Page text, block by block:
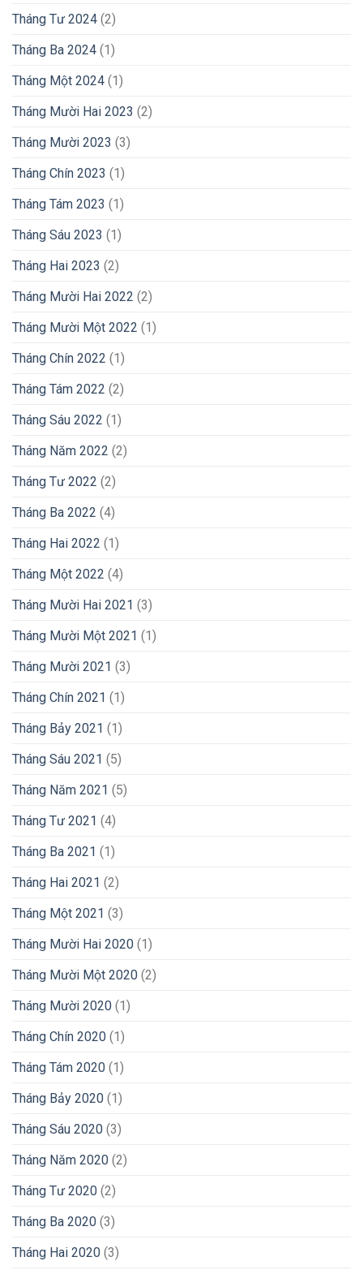
Tháng Tư 2024 (2)
Tháng Ba 2024 (1)
Tháng Một 2024 (1)
Tháng Mười Hai 2023 (2)
Tháng Mười 2023 (3)
Tháng Chín 2023 (1)
Tháng Tám 2023 (1)
Tháng Sáu 2023 (1)
Tháng Hai 2023 (2)
Tháng Mười Hai 2022 (2)
Tháng Mười Một 2022 (1)
Tháng Chín 2022 (1)
Tháng Tám 2022 (2)
Tháng Sáu 2022 (1)
Tháng Năm 2022 (2)
Tháng Tư 2022 (2)
Tháng Ba 2022 (4)
Tháng Hai 2022 (1)
Tháng Một 2022 (4)
Tháng Mười Hai 2021 (3)
Tháng Mười Một 2021 (1)
Tháng Mười 2021 (3)
Tháng Chín 2021 (1)
Tháng Bảy 2021 (1)
Tháng Sáu 2021 (5)
Tháng Năm 2021 (5)
Tháng Tư 2021 (4)
Tháng Ba 2021 (1)
Tháng Hai 2021 (2)
Tháng Một 2021 (3)
Tháng Mười Hai 2020 (1)
Tháng Mười Một 2020 (2)
Tháng Mười 2020 (1)
Tháng Chín 2020 (1)
Tháng Tám 2020 (1)
Tháng Bảy 2020 (1)
Tháng Sáu 2020 (3)
Tháng Năm 2020 (2)
Tháng Tư 2020 (2)
Tháng Ba 2020 (3)
Tháng Hai 2020 (3)